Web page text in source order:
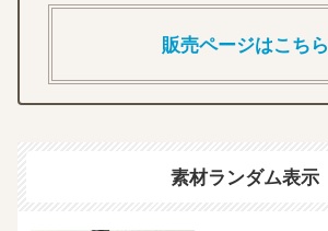
販売ページはこちら
素材ランダム表示